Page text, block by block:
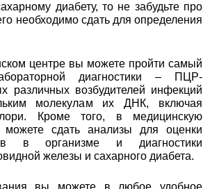
диабету, то не забудьте про
необходимо сдать для определения
центре вы можете пройти самый
диагностики – ПЦР-
различных возбудителей инфекций
молекулам их ДНК, включая
Кроме того, в медицинскую
сдать анализы для оценки
в организме и диагностики
железы и сахарного диабета.
вы можете в любое удобное